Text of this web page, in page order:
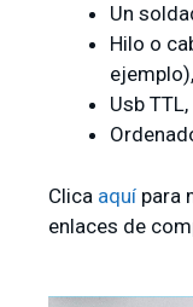
Un
Hilo o
ejemplo),
Usb TTL,
Clica aquí para
enlaces de